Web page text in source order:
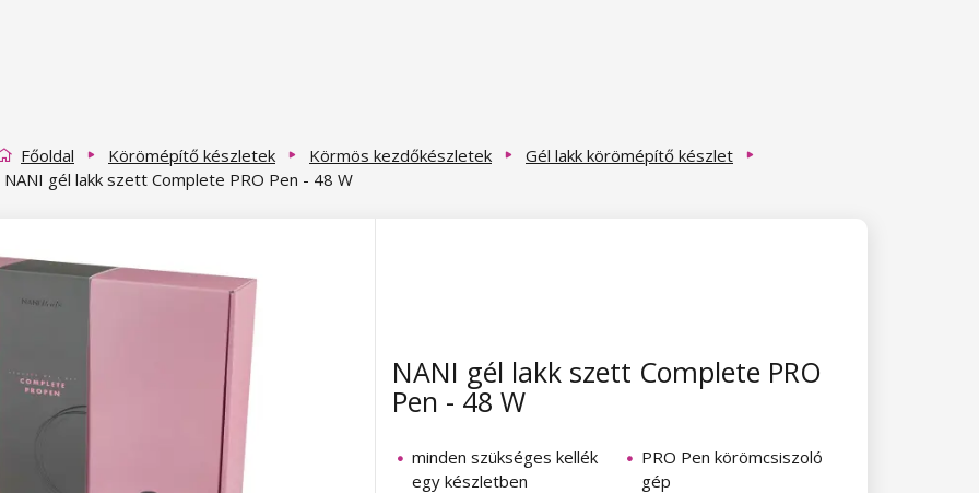
Főoldal Körömépítő készletek Körmös kezdőkészletek
Gél lakk körömépítő készlet
NANI gél lakk szett Complete PRO Pen - 48 W
NANI gél lakk szett Complete PRO
Pen - 48 W
minden szükséges kellék
egy készletben
PRO Pen körömcsiszoló
gép